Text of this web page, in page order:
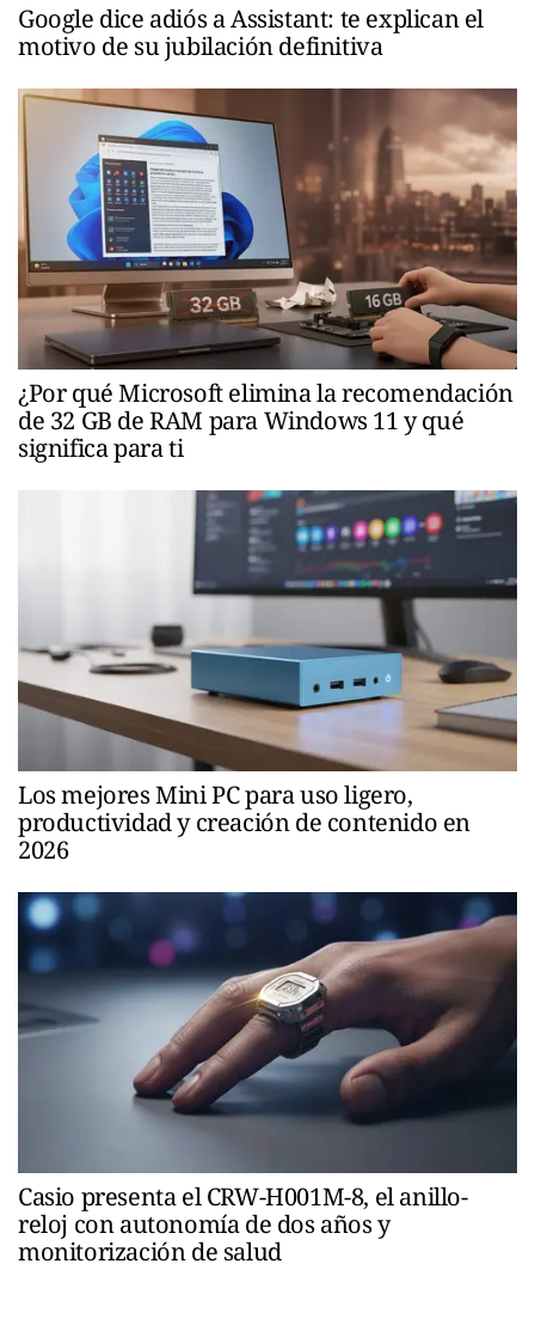
Google dice adiós a Assistant: te explican el
motivo de su jubilación definitiva
¿Por qué Microsoft elimina la recomendación
de 32 GB de RAM para Windows 11 y qué
significa para ti
Los mejores Mini PC para uso ligero,
productividad y creación de contenido en
2026
Casio presenta el CRW-H001M-8, el anillo-
reloj con autonomía de dos años y
monitorización de salud